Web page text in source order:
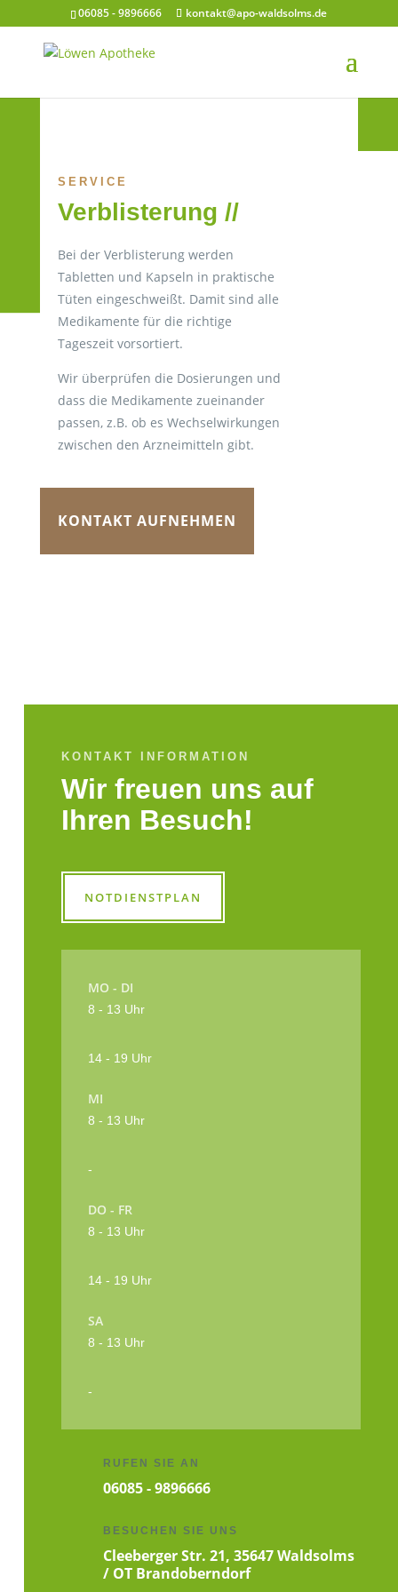
06085 - 9896666 kontakt@apo-waldsolms.de
SERVICE
Verblisterung //
Bei der Verblisterung werden
Tabletten und Kapseln in praktische
Tüten eingeschweißt. Damit sind alle
Medikamente für die richtige
Tageszeit vorsortiert.
Wir überprüfen die Dosierungen und
dass die Medikamente zueinander
passen, z.B. ob es Wechselwirkungen
zwischen den Arzneimitteln gibt.
KONTAKT AUFNEHMEN
KONTAKT INFORMATION
Wir freuen uns auf
Ihren Besuch!
NOTDIENSTPLAN
MO - DI
8 - 13 Uhr
14 - 19 Uhr
MI
8 - 13 Uhr
-
DO - FR
8 - 13 Uhr
14 - 19 Uhr
SA
8 - 13 Uhr
-
RUFEN SIE AN
06085 - 9896666
BESUCHEN SIE UNS
Cleeberger Str. 21, 35647 Waldsolms
/ OT Brandoberndorf